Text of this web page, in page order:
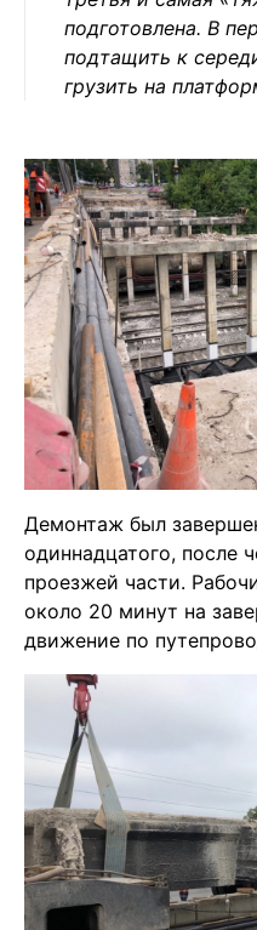
подготовлена. В
подтащить к
грузить на
Демонтаж был
одиннадцатого, после
проезжей части.
около 20 минут на
движение по